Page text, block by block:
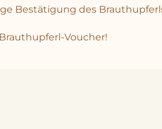
Bestätigung des
Voucher!